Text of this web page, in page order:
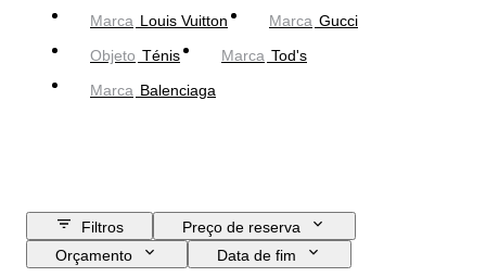
Marca Louis Vuitton Marca Gucci
Objeto Ténis Marca Tod's
Marca Balenciaga
Filtros
Preço de reserva
Orçamento
Data de fim